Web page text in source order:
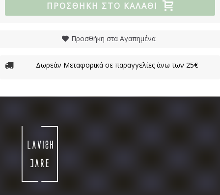
ΠΡΟΣΘΉΚΗ ΣΤΟ ΚΑΛΆΘΙ
Προσθήκη στα Αγαπημένα
Δωρεάν Μεταφορικά σε παραγγελίες άνω των 25€